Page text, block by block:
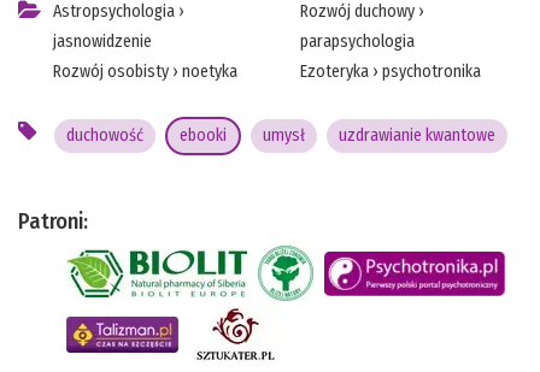
Astropsychologia ›
jasnowidzenie
Rozwój osobisty › noetyka
Rozwój duchowy›
parapsychologia
Ezoteryka› psychotronika
duchowość ebooki umysł uzdrawianie kwantowe
Patroni: